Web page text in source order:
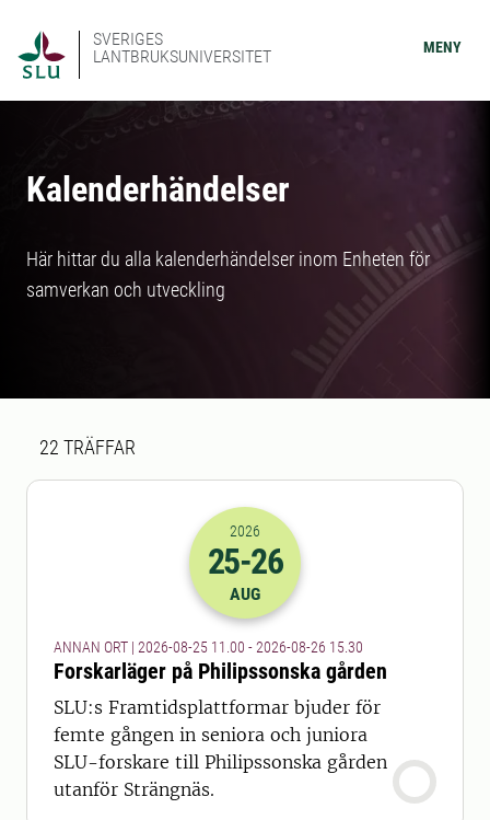
SVERIGES
LANTBRUKSUNIVERSITET
MENY
Kalenderhändelser
Här hittar du alla kalenderhändelser inom Enheten för
samverkan och utveckling
Sökresultat
22 TRÄFFAR
2026-25-08 09:00
2026
25-26
AUG
ANNAN ORT | 2026-08-25 11.00 - 2026-08-26 15.30
Forskarläger på Philipssonska gården
SLU:s Framtidsplattformar bjuder för
femte gången in seniora och juniora
SLU-forskare till Philipssonska gården
utanför Strängnäs.